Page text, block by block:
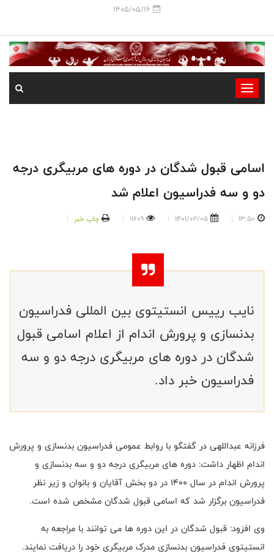
1405/05/16
-
-
-
اسامی قبول شدگان در دوره های مربیگری درجه
دو و سه فدراسیون اعلام شد
13:50
1401/02/05
11609 چاپ خبر
نایب رییس انستیتوی بین المللی فدراسیون
بدنسازی و پرورش اندام از اعلام اسامی قبول
شدگان در دوره های مربیگری درجه دو و سه
فدراسیون خبر داد.
فرزانه عبداللهی در گفتگو با روابط عمومی فدراسیون بدنسازی و پرورش
اندام اظهار داشت: دوره های مربیگری درجه دو و سه بدنسازی و
پرورش اندام در سال 1400 در دو بخش آقایان و بانوان و زیر نظر
فدراسیون برگزار شد که اسامی قبول شدگان مشخص شده است.
وی افزود: قبول شدگان در این دوره ها می توانند با مراجعه به
انستیتوی فدراسیون بدنسازی مدرک مربیگری خود را دریافت نمایند.